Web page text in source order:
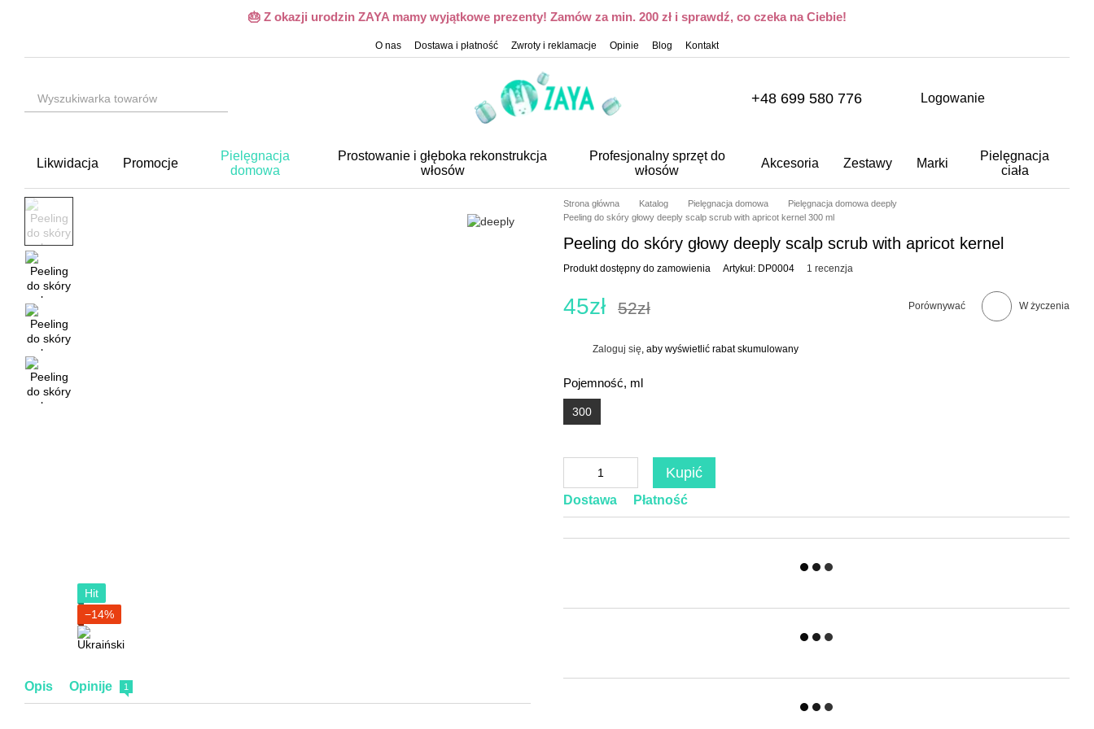
🎂 Z okazji urodzin ZAYA mamy wyjątkowe prezenty! Zamów za min. 200 zł i sprawdź, co czeka na Ciebie!
O nas Dostawa i płatność Zwroty i reklamacje Opinie Blog Kontakt
+48 699 580 776 Logowanie
Likwidacja Promocje
Pielęgnacja
domowa
Prostowanie i głęboka rekonstrukcja
włosów
Profesjonalny sprzęt do
włosów
Akcesoria Zestawy Marki
Pielęgnacja
ciała
Hit
−14%
Opis Opinije 1
Strona główna Katalog Pielęgnacja domowa
Pielęgnacja domowa deeply
Peeling do skóry głowy deeply scalp scrub with apricot kernel 300 ml
Peeling do skóry głowy deeply scalp scrub with apricot kernel
Produkt dostępny do zamowienia Artykuł: DP0004 1 recenzja
45zł 52zł Porównywać W życzenia
Zaloguj się , aby wyświetlić rabat skumulowany
Pojemność, ml
300
Kupić
Dostawa Płatność